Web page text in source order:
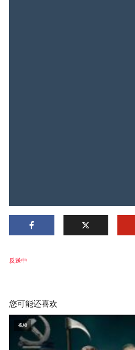
反送中
您可能还喜欢
视频